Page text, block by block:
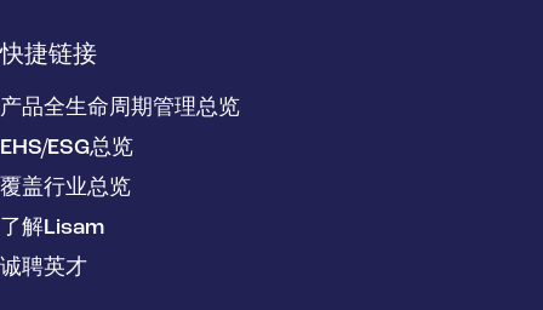
快捷链接
产品全生命周期管理总览
EHS/ESG总览
覆盖行业总览
了解Lisam
诚聘英才